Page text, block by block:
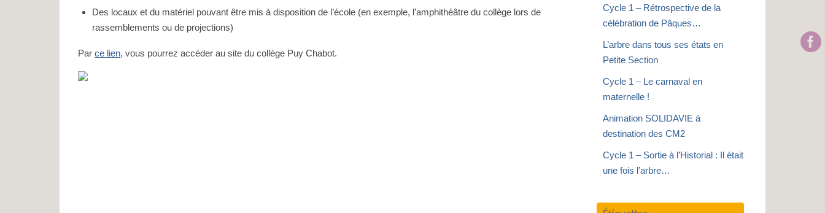
Des locaux et du matériel pouvant être mis à disposition de l’école (en exemple, l’amphithéâtre du collège lors de
rassemblements ou de projections)
Par ce lien, vous pourrez accéder au site du collège Puy Chabot.
Cycle 1 – Rétrospective de la
célébration de Pâques…
L’arbre dans tous ses états en
Petite Section
Cycle 1 – Le carnaval en
maternelle !
Animation SOLIDAVIE à
destination des CM2
Cycle 1 – Sortie à l’Historial : Il était
une fois l’arbre…